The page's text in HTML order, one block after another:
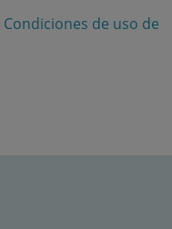
Condiciones de uso de